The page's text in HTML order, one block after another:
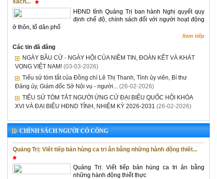
sách...
HĐND tỉnh Quảng Trị ban hành Nghị quyết quy
định chế độ, chính sách đối với người hoạt động
ở thôn, tổ dân phố
Xem tiếp
Các tin đã đăng
NGÀY BẦU CỬ - NGÀY HỘI CỦA NIỀM TIN, ĐOÀN KẾT VÀ KHÁT
VỌNG VIỆT NAM! (03-03-2026)
Tiểu sử tóm tắt của Đồng chí Lê Thị Thanh, Tỉnh ủy viên, Bí thư
Đảng ủy, Giám đốc Sở Nội vụ - người... (26-02-2026)
TIỂU SỬ TÓM TẮT NGƯỜI ỨNG CỬ ĐẠI BIỂU QUỐC HỘI KHÓA
XVI VÀ ĐẠI BIỂU HĐND TỈNH, NHIỆM KỲ 2026-2031 (26-02-2026)
CHÍNH SÁCH NGƯỜI CÓ CÔNG
Quảng Trị: Viết tiếp bản hùng ca tri ân bằng những hành động thiết...
Quảng Trị: Viết tiếp bản hùng ca tri ân bằng
những hành động thiết thực